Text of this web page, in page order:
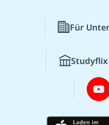
Für
Studyflix